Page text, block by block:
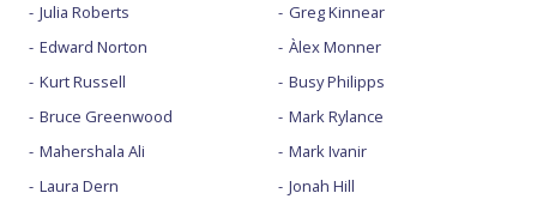
Julia Roberts
Edward Norton
Kurt Russell
Bruce Greenwood
Mahershala Ali
Laura Dern
Greg Kinnear
Àlex Monner
Busy Philipps
Mark Rylance
Mark Ivanir
Jonah Hill